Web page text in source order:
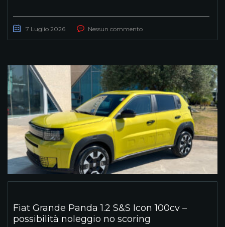
7 Luglio 2026 Nessun commento
Fiat Grande Panda 1.2 S&S Icon 100cv –
possibilità noleggio no scoring